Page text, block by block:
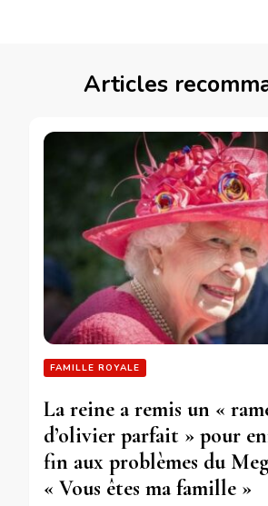
Articles
FAMILLE ROYALE
La reine a remis un «
d’olivier parfait » pour
fin aux problèmes du
« Vous êtes ma famille »